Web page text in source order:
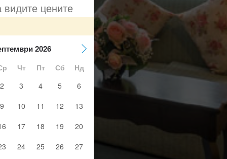
цените
2026
Чт Пт Сб
Нд
2
3 4 5
6
9
10 11 12
13
17 18 19
20
24 25 26 27